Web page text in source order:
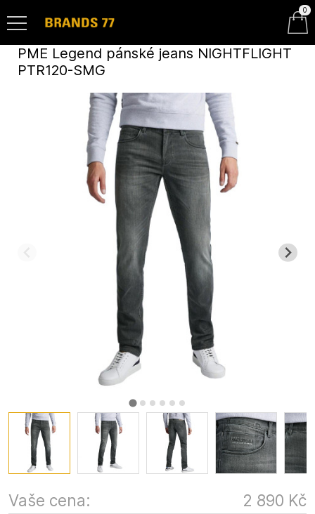
PME Legend pánské jeans NIGHTFLIGHT
PTR120-SMG
Vaše cena: 2 890 Kč
0